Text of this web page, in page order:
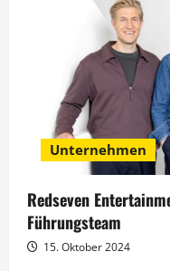
Unternehmen
Redseven
Führungsteam
15. Oktober 2024